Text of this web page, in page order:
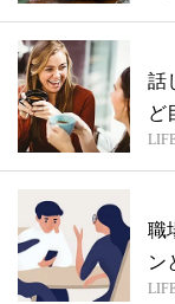
話
ど
職
ン